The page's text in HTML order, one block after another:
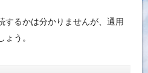
するかは分かりませんが、通用
う。